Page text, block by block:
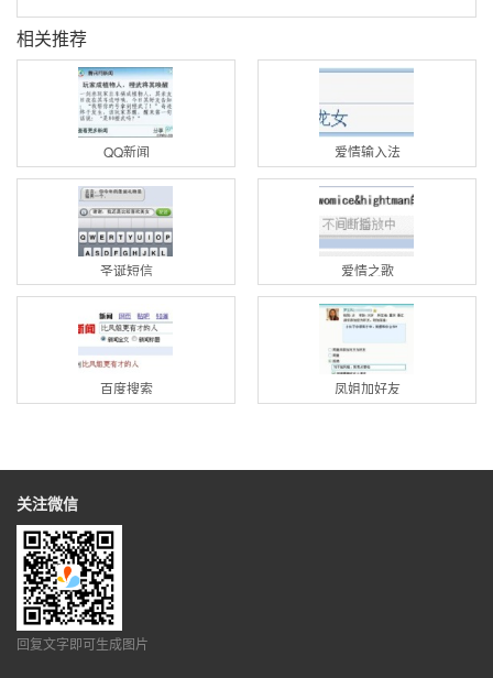
相关推荐
QQ新闻 爱情输入法
圣诞短信 爱情之歌
百度搜索 凤姐加好友
关注微信
回复文字即可生成图片